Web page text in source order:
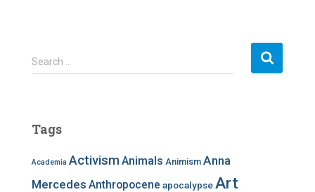
S
e
h
o
r
Search …
Tags
Academia Activism Animals Animism Anna
Mercedes Anthropocene apocalypseArt